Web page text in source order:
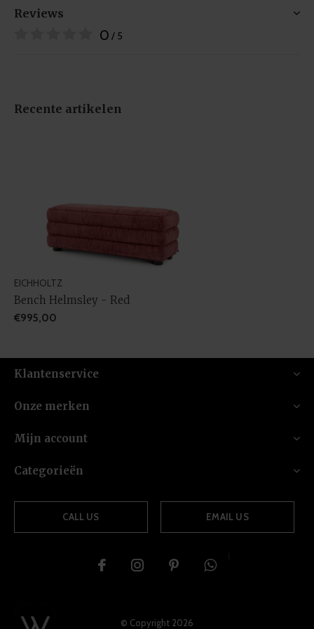
Reviews
0 / 5
Recente artikelen
EICHHOLTZ
Bench Helmsley - Red
€995,00
Klantenservice
Onze merken
Mijn account
Categorieën
CALL US EMAIL US
© Copyright 2026